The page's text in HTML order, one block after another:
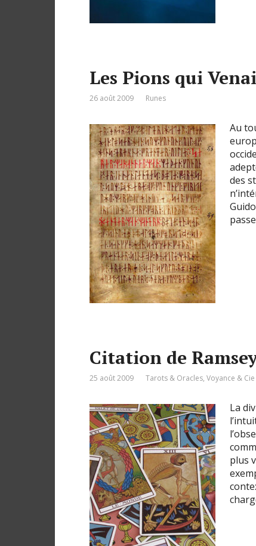
Les Pions qui
26 août 2009 Runes
Au
des
Citation de
25 août 2009 Tarots & Oracles, Voyance & Cie
La
plus